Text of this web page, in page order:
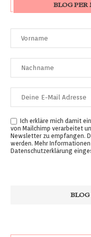
BLOG
Ich erkläre mich damit
von Mailchimp verarbeitet
Newsletter zu empfangen.
werden. Mehr
Datenschutzerklärung